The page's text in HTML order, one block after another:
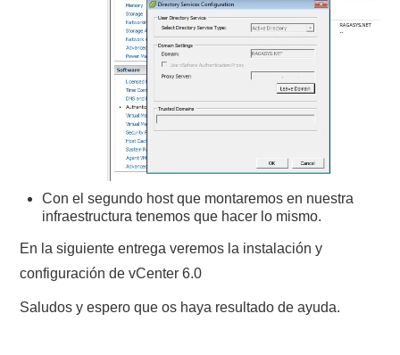
Con el segundo host que montaremos en nuestra
infraestructura tenemos que hacer lo mismo.
En la siguiente entrega veremos la instalación y
configuración de vCenter 6.0
Saludos y espero que os haya resultado de ayuda.